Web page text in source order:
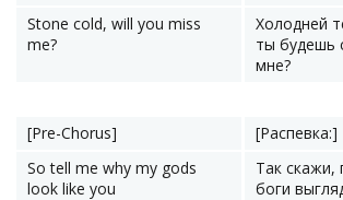
Stone cold, will you miss
me?
Холодней
ты будешь
мне?
[Pre-Chorus]
[Распевка:]
So tell me why my gods
look like you
Так скажи,
боги